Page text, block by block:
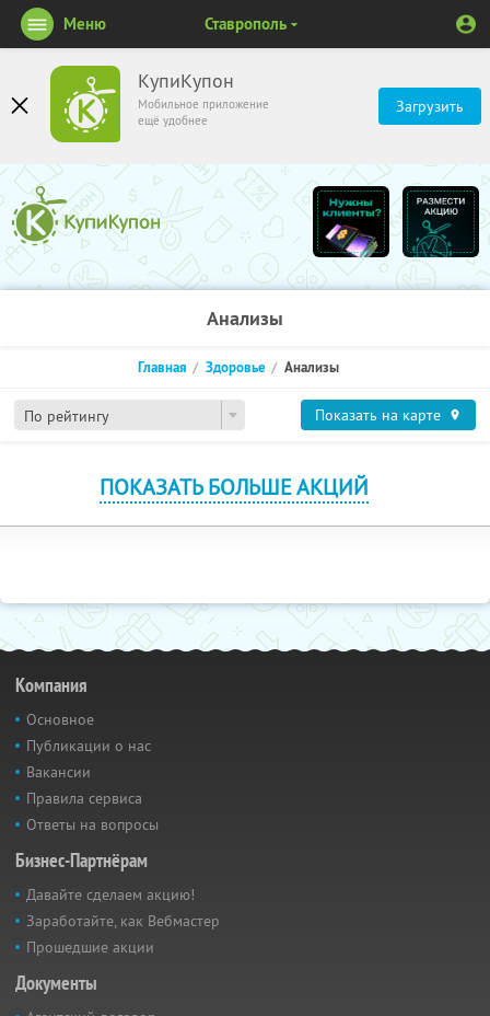
КупиКупон
Мобильное приложение
ещё удобнее
Загрузить
Меню Ставрополь
Анализы
По рейтингу
Главная Здоровье Анализы
Показать на карте
ПОКАЗАТЬ БОЛЬШЕ АКЦИЙ
Компания
Основное
Публикации о нас
Вакансии
Правила сервиса
Ответы на вопросы
Бизнес-Партнёрам
Давайте сделаем акцию!
Заработайте, как Вебмастер
Прошедшие акции
Документы